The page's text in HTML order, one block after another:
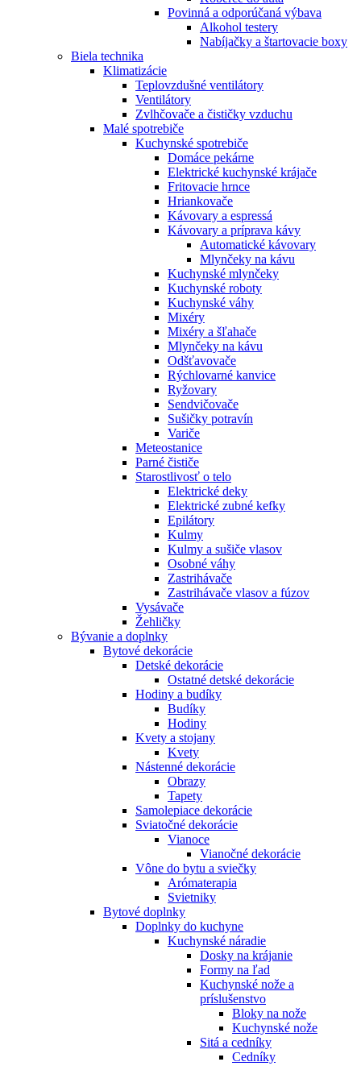
Povinná a odporúčaná výbava
Alkohol testery
Nabíjačky a štartovacie boxy
Biela technika
Klimatizácie
Teplovzdušné ventilátory
Ventilátory
Zvlhčovače a čističky vzduchu
Malé spotrebiče
Kuchynské spotrebiče
Domáce pekárne
Elektrické kuchynské krájače
Fritovacie hrnce
Hriankovače
Kávovary a espressá
Kávovary a príprava kávy
Automatické kávovary
Mlynčeky na kávu
Kuchynské mlynčeky
Kuchynské roboty
Kuchynské váhy
Mixéry
Mixéry a šľahače
Mlynčeky na kávu
Odšťavovače
Rýchlovarné kanvice
Ryžovary
Sendvičovače
Sušičky potravín
Variče
Meteostanice
Parné čističe
Starostlivosť o telo
Elektrické deky
Elektrické zubné kefky
Epilátory
Kulmy
Kulmy a sušiče vlasov
Osobné váhy
Zastrihávače
Zastrihávače vlasov a fúzov
Vysávače
Žehličky
Bývanie a doplnky
Bytové dekorácie
Detské dekorácie
Ostatné detské dekorácie
Hodiny a budíky
Budíky
Hodiny
Kvety a stojany
Kvety
Nástenné dekorácie
Obrazy
Tapety
Samolepiace dekorácie
Sviatočné dekorácie
Vianoce
Vianočné dekorácie
Vône do bytu a sviečky
Arómaterapia
Svietniky
Bytové doplnky
Doplnky do kuchyne
Kuchynské náradie
Dosky na krájanie
Formy na ľad
Kuchynské nože a
príslušenstvo
Bloky na nože
Kuchynské nože
Sitá a cedníky
Cedníky